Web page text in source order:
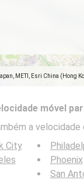
METI, Esri China
móvel
a velocidade
City
Phoenix
San